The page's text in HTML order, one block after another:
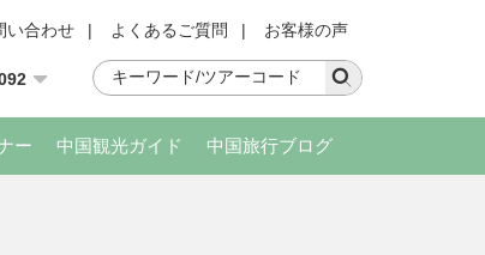
い合わせ | よくあるご質問 | お客様の声
ー 中国観光ガイド 中国旅行ブログ